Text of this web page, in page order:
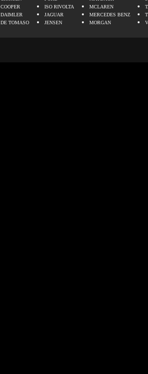
COOPER
DAIMLER
DE TOMASO
ISO RIVOLTA
JAGUAR
JENSEN
MCLAREN
MERCEDES BENZ
MORGAN